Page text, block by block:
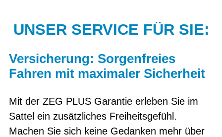
UNSER SERVICE FÜR SIE:
Versicherung: Sorgenfreies
Fahren mit maximaler Sicherheit
Mit der ZEG PLUS Garantie erleben Sie im
Sattel ein zusätzliches Freiheitsgefühl.
Machen Sie sich keine Gedanken mehr über